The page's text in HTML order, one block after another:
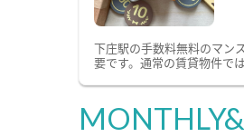
下庄駅の手数料無料のマン
要です。通常の賃貸物件で